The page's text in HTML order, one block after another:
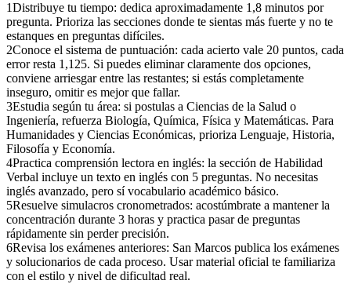
1Distribuye tu tiempo: dedica aproximadamente 1,8 minutos por
pregunta. Prioriza las secciones donde te sientas más fuerte y no te
estanques en preguntas difíciles.
2Conoce el sistema de puntuación: cada acierto vale 20 puntos, cada
error resta 1,125. Si puedes eliminar claramente dos opciones,
conviene arriesgar entre las restantes; si estás completamente
inseguro, omitir es mejor que fallar.
3Estudia según tu área: si postulas a Ciencias de la Salud o
Ingeniería, refuerza Biología, Química, Física y Matemáticas. Para
Humanidades y Ciencias Económicas, prioriza Lenguaje, Historia,
Filosofía y Economía.
4Practica comprensión lectora en inglés: la sección de Habilidad
Verbal incluye un texto en inglés con 5 preguntas. No necesitas
inglés avanzado, pero sí vocabulario académico básico.
5Resuelve simulacros cronometrados: acostúmbrate a mantener la
concentración durante 3 horas y practica pasar de preguntas
rápidamente sin perder precisión.
6Revisa los exámenes anteriores: San Marcos publica los exámenes
y solucionarios de cada proceso. Usar material oficial te familiariza
con el estilo y nivel de dificultad real.